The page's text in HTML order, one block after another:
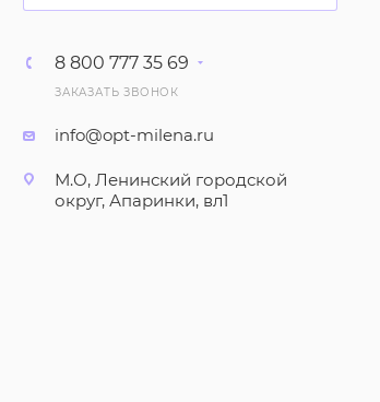
8 800 777 35 69
ЗАКАЗАТЬ ЗВОНОК
info@opt-milena.ru
М.О, Ленинский городской
округ, Апаринки, вл1